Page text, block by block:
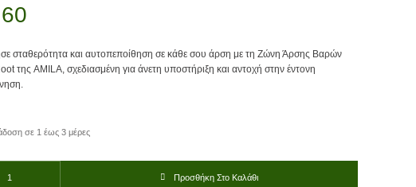
σταθερότητα και αυτοπεποίθηση σε κάθε σου άρση με τη Ζώνη Άρσης Βαρών
της AMILA, σχεδιασμένη για άνετη υποστήριξη και αντοχή στην έντονη
σε 1 έως 3 μέρες
Προσθήκη Στο Καλάθι